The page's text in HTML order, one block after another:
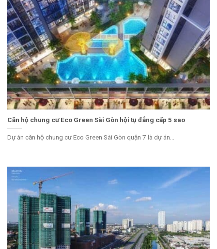
Căn hộ chung cư Eco Green Sài Gòn hội tụ đẳng cấp 5 sao
Dự án căn hộ chung cư Eco Green Sài Gòn quận 7 là dự án...